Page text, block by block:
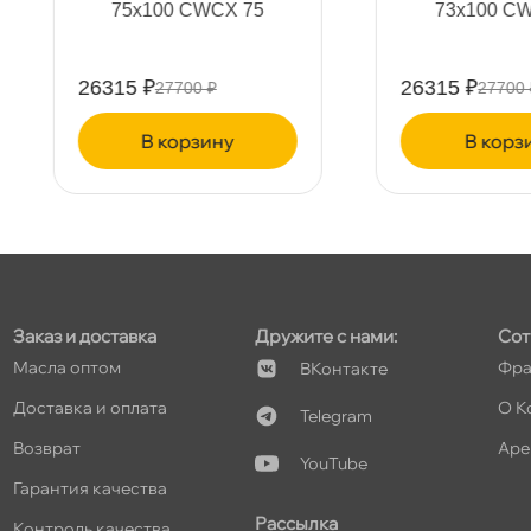
75х100 CWCX 75
27700 ₽
корзину
73х100 CWCX 73
27700 ₽
корзину
Заказ и доставка
Масла оптом
Доставка и оплата
озврат
Гарантия качества
Дружите с нами:
Контакте
Telegram
YouTube
Рассылка
О